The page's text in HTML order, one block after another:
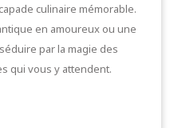
culinaire mémorable.
en amoureux ou une
par la magie des
qui vous y attendent.